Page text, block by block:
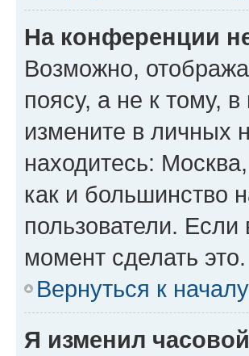
На конференции
Возможно,
поясу, а не к тому,
измените в личных
находитесь:
как и большинство
пользователи.
момент сделать это.
Вернуться к началу
Я изменил